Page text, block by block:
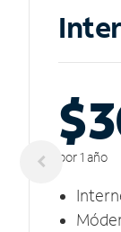
por 1 año